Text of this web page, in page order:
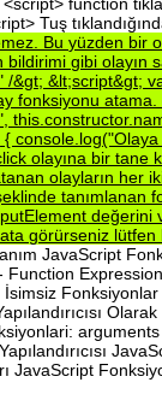
Tuş
Bu yüzden bir
bildirimi gibi olayın
/&gt; &lt;script&gt;
fonksiyonu atama.
{ console.log("Olaya
olayına bir tane
olayların her
tanımlanan
değerini
görürseniz lütfen
JavaScript
JavaScript